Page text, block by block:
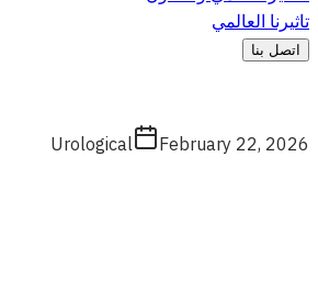
تاثيرنا العالمي
اتصل بنا
Urological February 22, 2026